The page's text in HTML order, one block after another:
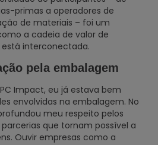
primas a operadores de
de materiais – foi um
a cadeia de valor de
interconectada.
pela embalagem
Impact, eu já estava bem
envolvidas na embalagem. No
meu respeito pelos
que tornam possível a
Ouvir empresas como a